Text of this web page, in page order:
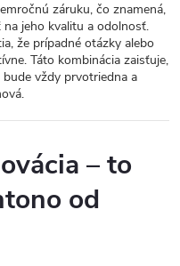
záruku, čo znamená,
jeho kvalitu a odolnosť.
že prípadné otázky alebo
Táto kombinácia zaisťuje,
vždy prvotriedna a
– to
od